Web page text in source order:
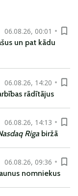
06.08.26, 00:01
un pat kādu
06.08.26, 14:20
rādītājus
06.08.26, 14:13
Riga biržā
06.08.26, 09:36
nomniekus